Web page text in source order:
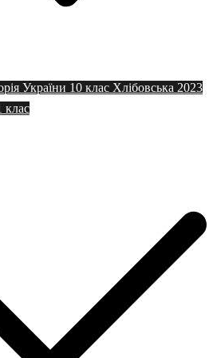
України 10 клас Хлібовська 2023
клас